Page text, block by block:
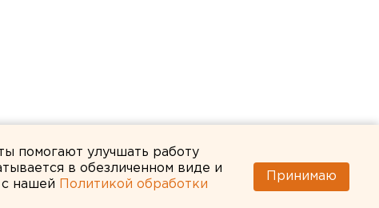
помогают улучшать работу
в обезличенном виде и
с нашей
Политикой обработки
Принимаю